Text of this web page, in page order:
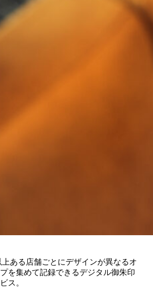
上ある店舗ごとにデザインが異なるオ
を集めて記録できるデジタル御朱印
ス。